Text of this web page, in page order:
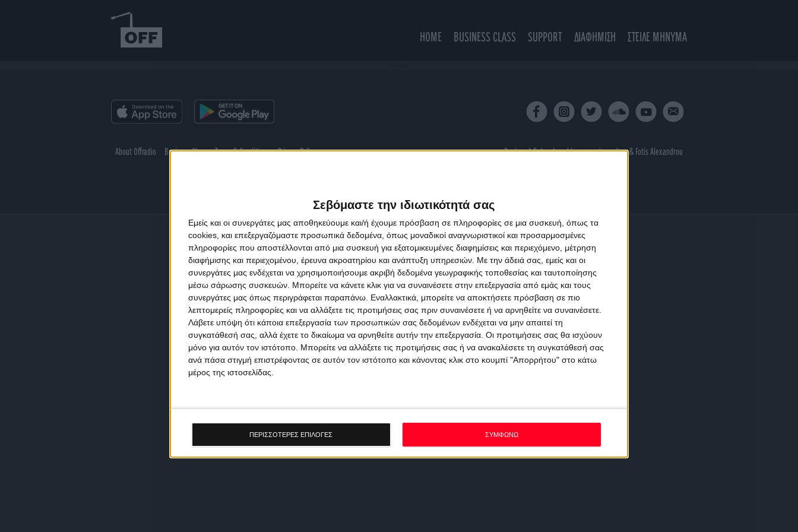
Σεβόμαστε την ιδιωτικότητά σας
Εμείς και οι συνεργάτες μας αποθηκεύουμε και/ή έχουμε πρόσβαση σε πληροφορίες σε μια συσκευή, όπως τα
cookies, και επεξεργαζόμαστε προσωπικά δεδομένα, όπως μοναδικοί αναγνωριστικοί και προσαρμοσμένες
πληροφορίες που αποστέλλονται από μια συσκευή για εξατομικευμένες διαφημίσεις και περιεχόμενο, μέτρηση
διαφήμισης και περιεχομένου, έρευνα ακροατηρίου και ανάπτυξη υπηρεσιών. Με την άδειά σας, εμείς και οι
συνεργάτες μας ενδέχεται να χρησιμοποιήσουμε ακριβή δεδομένα γεωγραφικής τοποθεσίας και ταυτοποίησης
μέσω σάρωσης συσκευών. Μπορείτε να κάνετε κλικ για να συναινέσετε στην επεξεργασία από εμάς και τους
συνεργάτες μας όπως περιγράφεται παραπάνω. Εναλλακτικά, μπορείτε να αποκτήσετε πρόσβαση σε πιο
λεπτομερείς πληροφορίες και να αλλάξετε τις προτιμήσεις σας πριν συναινέσετε ή να αρνηθείτε να συναινέσετε.
Λάβετε υπόψη ότι κάποια επεξεργασία των προσωπικών σας δεδομένων ενδέχεται να μην απαιτεί τη
συγκατάθεσή σας, αλλά έχετε το δικαίωμα να αρνηθείτε αυτήν την επεξεργασία. Οι προτιμήσεις σας θα ισχύουν
μόνο για αυτόν τον ιστότοπο. Μπορείτε να αλλάξετε τις προτιμήσεις σας ή να ανακαλέσετε τη συγκατάθεσή σας
ανά πάσα στιγμή επιστρέφοντας σε αυτόν τον ιστότοπο και κάνοντας κλικ στο κουμπί "Απορρήτου" στο κάτω
μέρος της ιστοσελίδας.
ΠΕΡΙΣΣΟΤΕΡΕΣ ΕΠΙΛΟΓΕΣ ΣΥΜΦΩΝΩ
HOME BUSINESS CLASS SUPPORT ΔΙΑΦΗΜΙΣΗ ΣΤΕΙΛΕ ΜΗΝΥΜΑ
About Offradio Business Class Terms & Conditions Privacy Policy Designed & developed byporcupine colors& Fotis Alexandrou